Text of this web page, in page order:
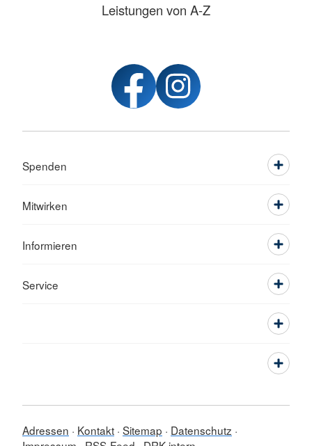
Leistungen von A-Z
Spenden
Mitwirken
Informieren
Service
Adressen Kontakt Sitemap
Datenschutz